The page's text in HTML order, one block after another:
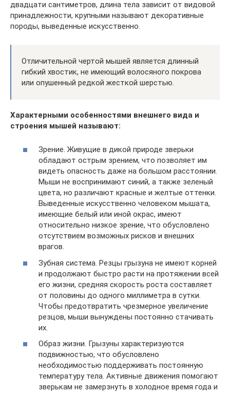
двадцати сантиметров, длина тела зависит от видовой
принадлежности, крупными называют декоративные
породы, выведенные искусственно.
Отличительной чертой мышей является длинный
гибкий хвостик, не имеющий волосяного покрова
или опушенный редкой жесткой шерстью.
Характерными особенностями внешнего вида и
строения мышей называют:
Зрение. Живущие в дикой природе зверьки
обладают острым зрением, что позволяет им
видеть опасность даже на большом расстоянии.
Мыши не воспринимают синий, а также зеленый
цвета, но различают красные и желтые оттенки.
Выведенные искусственно человеком мышата,
имеющие белый или иной окрас, имеют
относительно низкое зрение, что обусловлено
отсутствием возможных рисков и внешних
врагов.
Зубная система. Резцы грызуна не имеют корней
и продолжают быстро расти на протяжении всей
его жизни, средняя скорость роста составляет
от половины до одного миллиметра в сутки.
Чтобы предотвратить чрезмерное увеличение
резцов, мыши вынуждены постоянно стачивать
их.
Образ жизни. Грызуны характеризуются
подвижностью, что обусловлено
необходимостью поддерживать постоянную
температуру тела. Активные движения помогают
зверькам не замерзнуть в холодное время года и